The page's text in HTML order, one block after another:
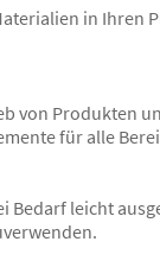
in Ihren
von Produkten
für alle
Bedarf leicht